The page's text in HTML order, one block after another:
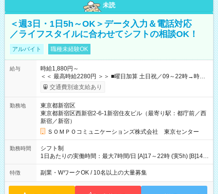
未読
＜週3日・1日5h～OK＞データ入力＆電話対応
／ライフスタイルに合わせてシフトの相談OK！
アルバイト 職種未経験OK
給与
時給1,880円～
＜＜ 最高時給2280円 ＞＞ ■曜日加算 土日祝／09～22時→時給
＋400円 ■時間加算 月曜／09～12時→時給＋200円 月曜／17～
22時→時給＋200円 金曜／17～22時→時給＋400円 ■導入研
━━━━━━━━━━━━━━━ ■月収例 ◎ロングシフト（週3日×実7h） [1]
金曜日収：15160円×4日＝60640円 [2]土曜日収：15960円×5日
＝79800円 [3]日曜日収：15960円×5日＝79800円 [1]＋[2]＋[3]＝
月収22万240円 ◎ショートシフト（週3日×実5h） [1]月曜日収：
10400円×4日＝41600円 [2]金曜日収：11400円×4日＝45600円
[3]土曜日収：11400円×5日＝57000円 [1]＋[2]＋[3]＝月収14万
4200円 【試用期間】試用期間あり 試用期間の長さ：3ヶ月 ※ 雇
態：本採用時と同じです。 給与：時給 1,780円以上 ※各加算給
無
交通費別途支給あり
勤務地
東京都新宿区
東京都新宿区西新宿2-6-1新宿住友ビル（最寄り駅：都庁前／西
新宿／新宿）
ＳＯＭＰＯコミュニケーションズ株式会社 東京センター
勤務時間
シフト制
1日あたりの実働時間：最大7時間/日 [A]17～22時 (実5h) [B]14～
22時 (実7h/休1h） ★週3～5日※土or日必須 ◎休日：平日メイン
※[B]OJT終了後要相談 ◎下記選択制 （1）曜日固定 週3～・土or
選択可 ▶ご確認 祝日/GW/年末年始等も シフト通りの出勤が必要
特徴 副業・WワークOK / 10名以上の大量募集